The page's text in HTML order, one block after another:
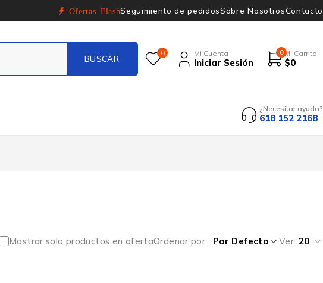
Ofertas FlashSeguimiento de pedidosSobre NosotrosContacto
0 Mi Cuenta
Iniciar Sesión
0 Mi Carrito
$0
¿Necesitar ayuda?
618 152 2168
Mostrar solo productos en ofertaOrdenar por Por Defecto Ver: 20